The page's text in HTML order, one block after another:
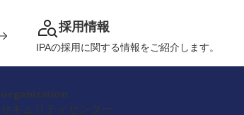
採用情報
IPAの採用に関する情報をご紹介します。
organization
セキュリティセンター